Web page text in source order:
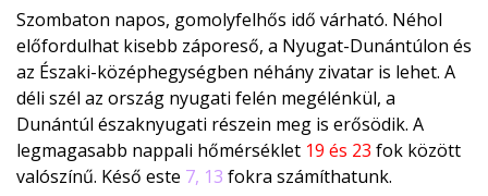
Szombaton napos, gomolyfelhős idő várható. Néhol
előfordulhat kisebb záporeső, a Nyugat-Dunántúlon és
az Északi-középhegységben néhány zivatar is lehet. A
déli szél az ország nyugati felén megélénkül, a
Dunántúl északnyugati részein meg is erősödik. A
legmagasabb nappali hőmérséklet 19 és 23 fok között
valószínű. Késő este 7, 13 fokra számíthatunk.